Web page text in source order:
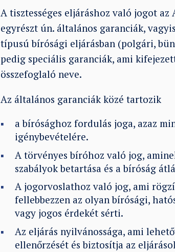
A tisztességes eljáráshoz való jogot
egyrészt ún. általános garanciák,
típusú bírósági eljárásban (polgári,
pedig speciális garanciák, ami
összefoglaló neve.
Az általános garanciák közé tartozik
a bírósághoz fordulás joga, azaz
igénybevételére.
A törvényes bíróhoz való jog,
szabályok betartása és a bíróság
A jogorvoslathoz való jog, ami
fellebbezzen az olyan bírósági,
vagy jogos érdekét sérti.
Az eljárás nyilvánossága, ami
ellenőrzését és biztosítja az